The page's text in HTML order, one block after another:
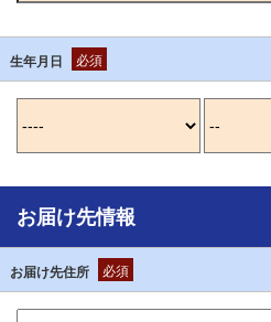
生年月日 必須
お届け先情報
お届け先住所 必須